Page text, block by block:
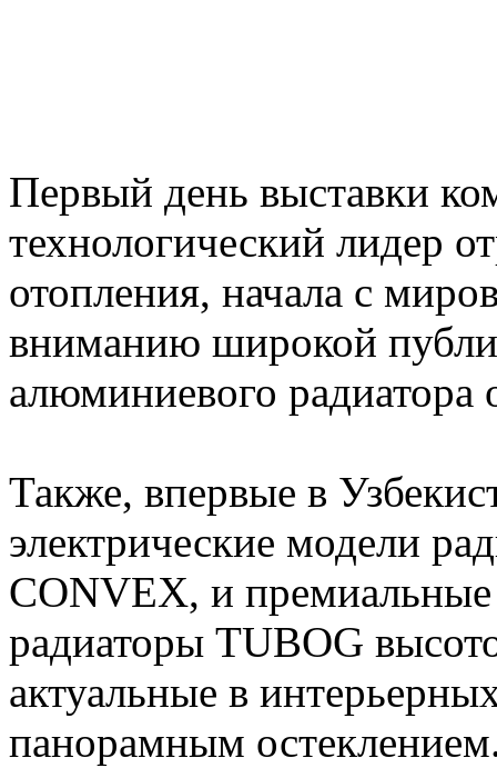
Первый день выставки
технологический лидер
отопления, начала с
вниманию широкой
алюминиевого
Также, впервые в
электрические модели
CONVEX, и премиальные
радиаторы TUBOG
актуальные в
панорамным